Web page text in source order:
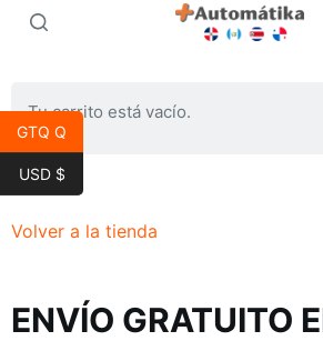
S
p
t
o
c
o
e
Tu carrito está vacío.
Volver a la tienda
ENVÍO GRATUITO
GTQ Q
USD $